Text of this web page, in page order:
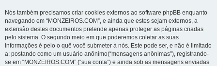
Nós também precisamos criar cookies externos ao software phpBB enquanto
navegando em “MONZEIROS.COM”, e ainda que estes sejam externos, a
extensão destes documentos pretende apenas proteger as páginas criadas
pelo sistema. O segundo meio em que poderemos coletar as suas
informações é pelo o quê você submeter à nós. Este pode ser, e não é limitado
a: postando como um usuário anônimo(“mensagens anônimas”), registrando-
se em “MONZEIROS.COM” (“sua conta”) e ainda sob as mensagens enviadas